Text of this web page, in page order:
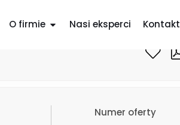
O firmie Nasi eksperci Kontakt
900 000 PLN
Numer oferty